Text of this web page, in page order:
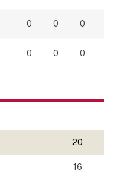
0 0 0
0 0 0
20
16